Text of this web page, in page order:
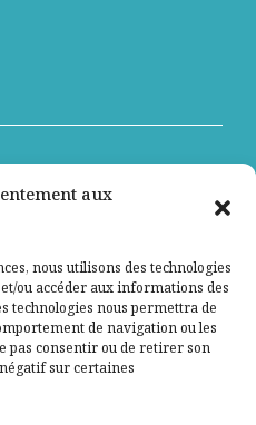
aux
nous utilisons des technologies
ou accéder aux informations des
technologies nous permettra de
de navigation ou les
pas consentir ou de retirer son
sur certaines